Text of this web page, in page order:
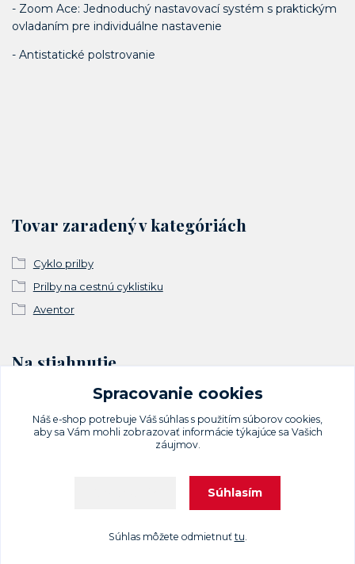
- Zoom Ace: Jednoduchý nastavovací systém s praktickým
ovladaním pre individuálne nastavenie
- Antistatické polstrovanie
Tovar zaradený v kategóriách
Cyklo prilby
Prilby na cestnú cyklistiku
Aventor
Na stiahnutie
Vyhlásenie o zhode
Upravit sběr cookies.
Vytvorené na Eshop-rychlo.sk
Spracovanie cookies
Náš e-shop potrebuje Váš súhlas s použitím súborov cookies,
aby sa Vám mohli zobrazovať informácie týkajúce sa Vašich
záujmov.
Súhlasím
Súhlas môžete odmietnuť tu